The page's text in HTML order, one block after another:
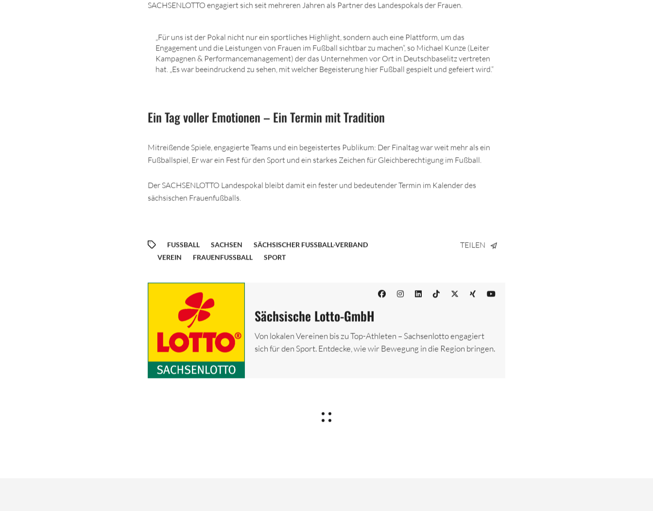
SACHSENLOTTO engagiert sich seit mehreren Jahren als Partner des Landespokals der Frauen.
„Für uns ist der Pokal nicht nur ein sportliches Highlight, sondern auch eine Plattform, um das
Engagement und die Leistungen von Frauen im Fußball sichtbar zu machen“, so Michael Kunze (Leiter
Kampagnen & Performancemanagement) der das Unternehmen vor Ort in Deutschbaselitz vertreten
hat. „Es war beeindruckend zu sehen, mit welcher Begeisterung hier Fußball gespielt und gefeiert wird.“
Ein Tag voller Emotionen – Ein Termin mit Tradition
Mitreißende Spiele, engagierte Teams und ein begeistertes Publikum: Der Finaltag war weit mehr als ein
Fußballspiel, Er war ein Fest für den Sport und ein starkes Zeichen für Gleichberechtigung im Fußball.
Der SACHSENLOTTO Landespokal bleibt damit ein fester und bedeutender Termin im Kalender des
sächsischen Frauenfußballs.
FUSSBALL SACHSEN
SÄCHSISCHER FUSSBALL-VERBAND
VEREIN
FRAUENFUSSBALL SPORT
TEILEN
Sächsische Lotto-GmbH
Von lokalen Vereinen bis zu Top-Athleten – Sachsenlotto engagiert
sich für den Sport. Entdecke, wie wir Bewegung in die Region bringen.